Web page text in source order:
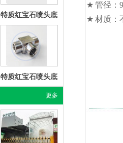
特质红宝石喷头底
座（焊接式）
高压紫铜管
软启动柜
更多
环境治理—垃圾场
除臭
车辆通道—喷雾消
毒
★ 管径：
★ 材质：